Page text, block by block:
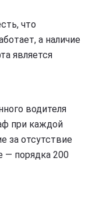
что
а наличие
является
водителя
при каждой
за отсутствие
— порядка 200